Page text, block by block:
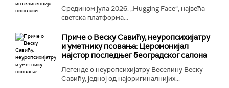
Средином јула 2026. „Hugging Face“, највећа
светска платформа...
Приче о Веску Савићу, неуропсихијатру
и уметнику псовања: Церомонијал
мајстор последњег београдског салона
Легенде о неуропсихијатру Веселину Веску
Савићу, једној од најоригиналнијих...